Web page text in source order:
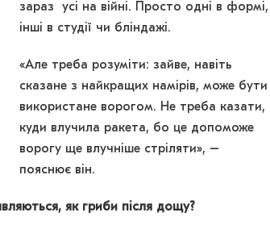
зараз усі на війні. Просто одні в формі,
інші в студії чи бліндажі.
«Але треба розуміти: зайве, навіть
сказане з найкращих намірів, може бути
використане ворогом. Не треба казати,
куди влучила ракета, бо це допоможе
ворогу ще влучніше стріляти», –
пояснює він.
як гриби після дощу?